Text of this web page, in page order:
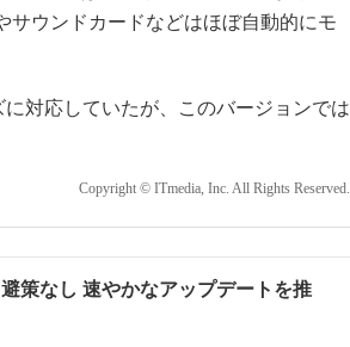
サウンドカードなどはほぼ自動的にモ
対応していたが、このバージョンでは
Copyright © ITmedia, Inc. All Rights Reserved.